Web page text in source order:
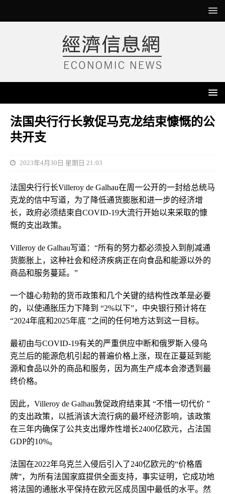
法国央行行长敦促马克龙结束慷慨的公
共开支
2023年4月30日 星期日 21:03
法国央行行长Villeroy de Galhau在周一公开的一封给总统马
克龙的信中写道，为了降低通货膨胀和进一步的经济增
长，政府必须结束自COVID-19大流行开始以来采取的慷
慨的支出政策。
Villeroy de Galhau写道：“所有的努力都必须投入到削减通
货膨胀上，这种社会和经济疾病正在向食品和能源以外的
商品和服务蔓延。”
一个雄心勃勃的货币政策和几个关键的结构性改革是必要
的，以使通胀压力下降到 “2%以下”，中央银行预计将在
“2024年底和2025年底 ”之间的任何地方达到这一目标。
最初由与COVID-19有关的严重供应中断和俄罗斯入侵乌
克兰后的能源危机引起的普遍价格上涨，现在正蔓延到能
源和食品以外的商品和服务，因为高生产成本会渗透到最
终价格。
因此，Villeroy de Galhau敦促政府结束其 “不惜一切代价 ”
的支出政策，以抵消该大流行病的最坏经济影响，该政策
在三年内确保了公共支出爆炸性增长2400亿欧元，占法国
GDP的10%。
法国在2022年乌克兰入侵后引入了240亿欧元的“价格盾
牌”，为所有法国家庭提供全面支持，事实证明，它成功地
将法国的通胀水平保持在欧元区成员国中最低的水平。然